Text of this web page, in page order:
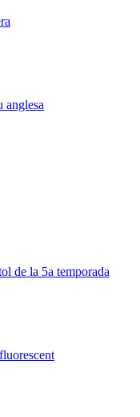
anglesa
de la 5a temporada